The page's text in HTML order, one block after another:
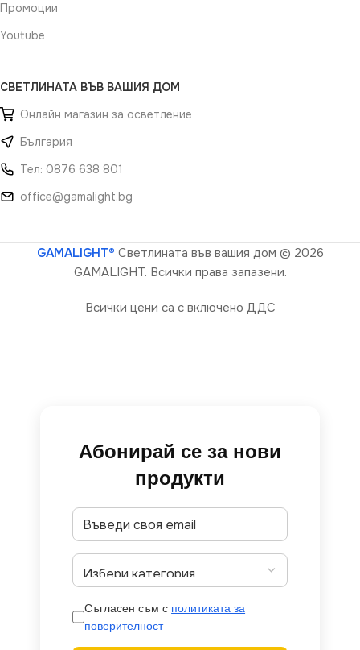
Промоции
Youtube
СВЕТЛИНАТА ВЪВ ВАШИЯ ДОМ
Онлайн магазин за осветление
България
Тел: 0876 638 801
office@gamalight.bg
GAMALIGHT® Светлината във вашия дом © 2026
GAMALIGHT. Всички права запазени.
Всички цени са с включено ДДС
Абонирай се за нови
продукти
Съгласен съм с политиката за
поверителност